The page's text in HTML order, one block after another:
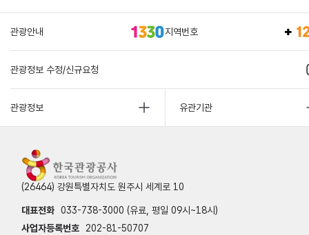
관광안내 지역번호
관광정보 수정/신규요청
관광정보 유관기관
(26464) 강원특별자치도 원주시 세계로 10
대표전화 033-738-3000 (유료, 평일 09시~18시)
사업자등록번호
202-81-50707